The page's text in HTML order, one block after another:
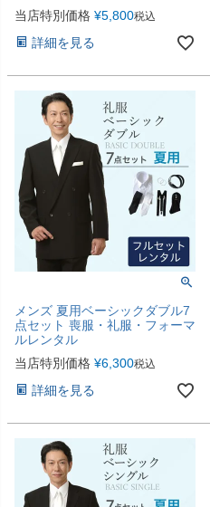
当店特別価格 ¥5,800税込
詳細を見る
メンズ 夏用ベーシックダブル7
点セット 喪服・礼服・フォーマ
ルレンタル
当店特別価格 ¥6,300税込
詳細を見る